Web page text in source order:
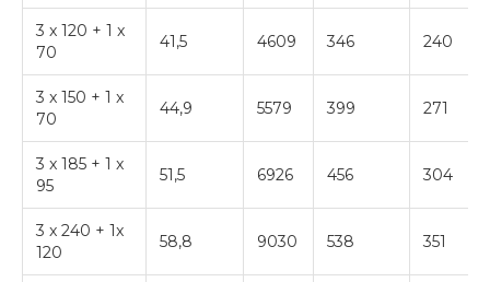
3 x 120 + 1 x
70
41,5 4609 346 240
3 x 150 + 1 x
70
44,9 5579 399 271
3 x 185 + 1 x
95
51,5 6926 456 304
3 x 240 + 1x
120
58,8 9030 538 351